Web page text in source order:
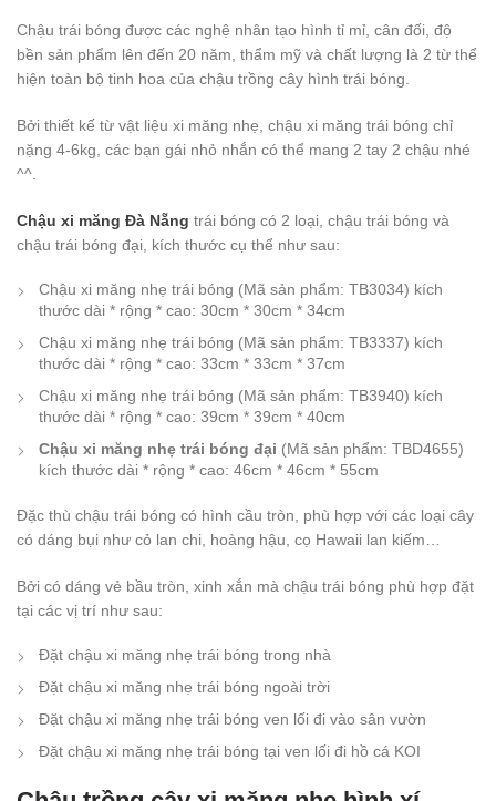
Chậu trái bóng được các nghệ nhân tạo hình tỉ mỉ, cân đối, độ
bền sản phẩm lên đến 20 năm, thẩm mỹ và chất lượng là 2 từ thể
hiện toàn bộ tinh hoa của chậu trồng cây hình trái bóng.
Bởi thiết kế từ vật liệu xi măng nhẹ, chậu xi măng trái bóng chỉ
nặng 4-6kg, các bạn gái nhỏ nhắn có thể mang 2 tay 2 chậu nhé
^^.
Chậu xi măng Đà Nẵng trái bóng có 2 loại, chậu trái bóng và
chậu trái bóng đại, kích thước cụ thể như sau:
Chậu xi măng nhẹ trái bóng (Mã sản phẩm: TB3034) kích
thước dài * rộng * cao: 30cm * 30cm * 34cm
Chậu xi măng nhẹ trái bóng (Mã sản phẩm: TB3337) kích
thước dài * rộng * cao: 33cm * 33cm * 37cm
Chậu xi măng nhẹ trái bóng (Mã sản phẩm: TB3940) kích
thước dài * rộng * cao: 39cm * 39cm * 40cm
Chậu xi măng nhẹ trái bóng đại (Mã sản phẩm: TBD4655)
kích thước dài * rộng * cao: 46cm * 46cm * 55cm
Đặc thù chậu trái bóng có hình cầu tròn, phù hợp với các loại cây
có dáng bụi như cỏ lan chi, hoàng hậu, cọ Hawaii lan kiếm…
Bởi có dáng vẻ bầu tròn, xinh xắn mà chậu trái bóng phù hợp đặt
tại các vị trí như sau:
Đặt chậu xi măng nhẹ trái bóng trong nhà
Đặt chậu xi măng nhẹ trái bóng ngoài trời
Đặt chậu xi măng nhẹ trái bóng ven lối đi vào sân vườn
Đặt chậu xi măng nhẹ trái bóng tại ven lối đi hồ cá KOI